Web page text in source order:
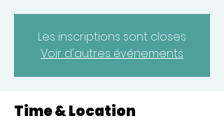
Les inscriptions sont closes
Voir d'autres événements
Time & Location